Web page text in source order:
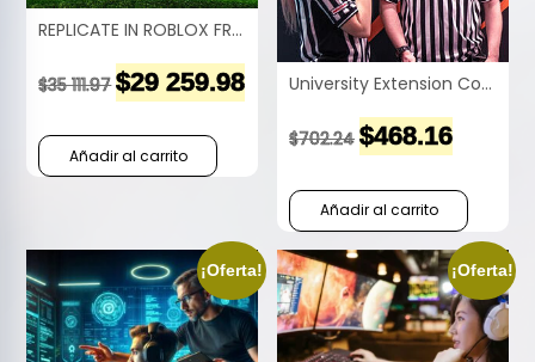
REPLICATE IN ROBLOX FROM THE REAL WORLD TO THE VIRTUAL WORLD
$35 111.97 $29 259.98
Añadir al carrito
University Extension Course in Official Electronic Sports (Esports) Refereeing in Spanish
$702.24 $468.16
Añadir al carrito
¡Oferta! ¡Oferta!